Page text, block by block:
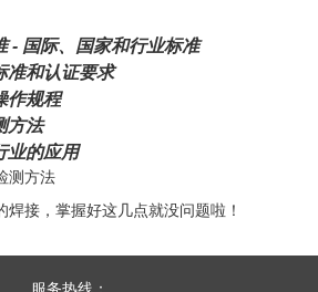
- 国际、国家和行业标准
准和认证要求
作规程
方法
业的应用
测方法
接，掌握好这几点就没问题啦！
服务热线：